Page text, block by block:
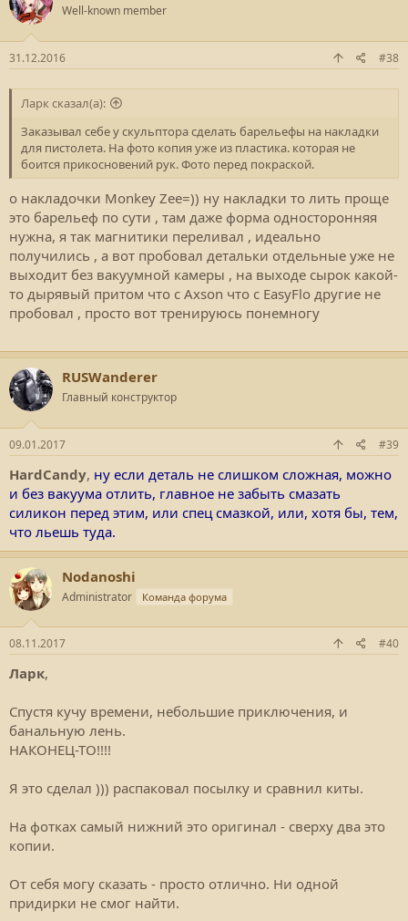
Well-known member
31.12.2016 #38
Ларк сказал(а):
Заказывал себе у скульптора сделать барельефы на накладки
для пистолета. На фото копия уже из пластика. которая не
боится прикосновений рук. Фото перед покраской.
о накладочки Monkey Zee=)) ну накладки то лить проще
это барельеф по сути , там даже форма односторонняя
нужна, я так магнитики переливал , идеально
получились , а вот пробовал детальки отдельные уже не
выходит без вакуумной камеры , на выходе сырок какой-
то дырявый притом что с Axson что с EasyFlo другие не
пробовал , просто вот тренируюсь понемногу
RUSWanderer
Главный конструктор
09.01.2017 #39
HardCandy, ну если деталь не слишком сложная, можно
и без вакуума отлить, главное не забыть смазать
силикон перед этим, или спец смазкой, или, хотя бы, тем,
что льешь туда.
Nodanoshi
Administrator Команда форума
08.11.2017 #40
Ларк,
Спустя кучу времени, небольшие приключения, и
банальную лень.
НАКОНЕЦ-ТО!!!!
Я это сделал ))) распаковал посылку и сравнил киты.
На фотках самый нижний это оригинал - сверху два это
копии.
От себя могу сказать - просто отлично. Ни одной
придирки не смог найти.